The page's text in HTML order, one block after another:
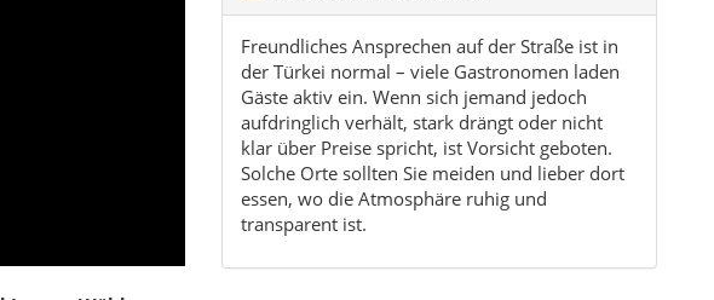
Schwarzmeerbrise suchen – weit weg von den klassischen
Hänge der Istranca-Berge und direkt an der Schwarzmeerküste. Die
glitzernde Seen und eine vergleichsweise unberührte Küstenlinie bekannt.
zentraler Platz, Teegärten, kleine Geschäfte und Handwerksbetriebe.
Schotterstraßen und versteckte Picknickplätze verlieren. Das